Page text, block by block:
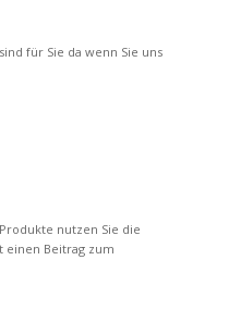
für Sie da wenn Sie uns
nutzen Sie die
einen Beitrag zum